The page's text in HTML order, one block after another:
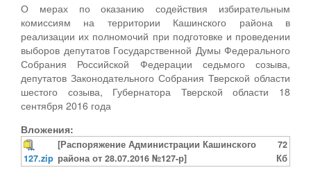
О мерах по оказанию содействия избирательным
комиссиям на территории Кашинского района в
реализации их полномочий при подготовке и проведении
выборов депутатов Государственной Думы Федерального
Собрания Российской Федерации седьмого созыва,
депутатов Законодательного Собрания Тверской области
шестого созыва, Губернатора Тверской области 18
сентября 2016 года
Вложения:
127.zip
[Распоряжение Администрации Кашинского
района от 28.07.2016 №127-р]
72
Кб